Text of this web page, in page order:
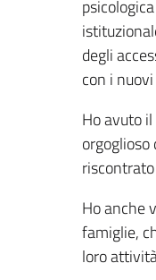
degli
con i
Ho avuto
Ho anche
famiglie,
loro